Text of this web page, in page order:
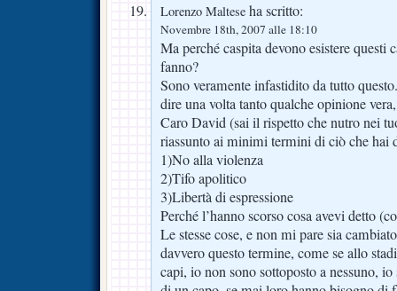
Lorenzo Maltese ha scritto:
Novembre 18th, 2007 alle 18:10
Ma perché caspita devono esistere questi
fanno?
Sono veramente infastidito da tutto
dire una volta tanto qualche opinione
Caro David (sai il rispetto che nutro nei
riassunto ai minimi termini di ciò che hai
1)No alla violenza
2)Tifo apolitico
3)Libertà di espressione
Perché l’hanno scorso cosa avevi detto
Le stesse cose, e non mi pare sia
davvero questo termine, come se allo
capi, io non sono sottoposto a nessuno,